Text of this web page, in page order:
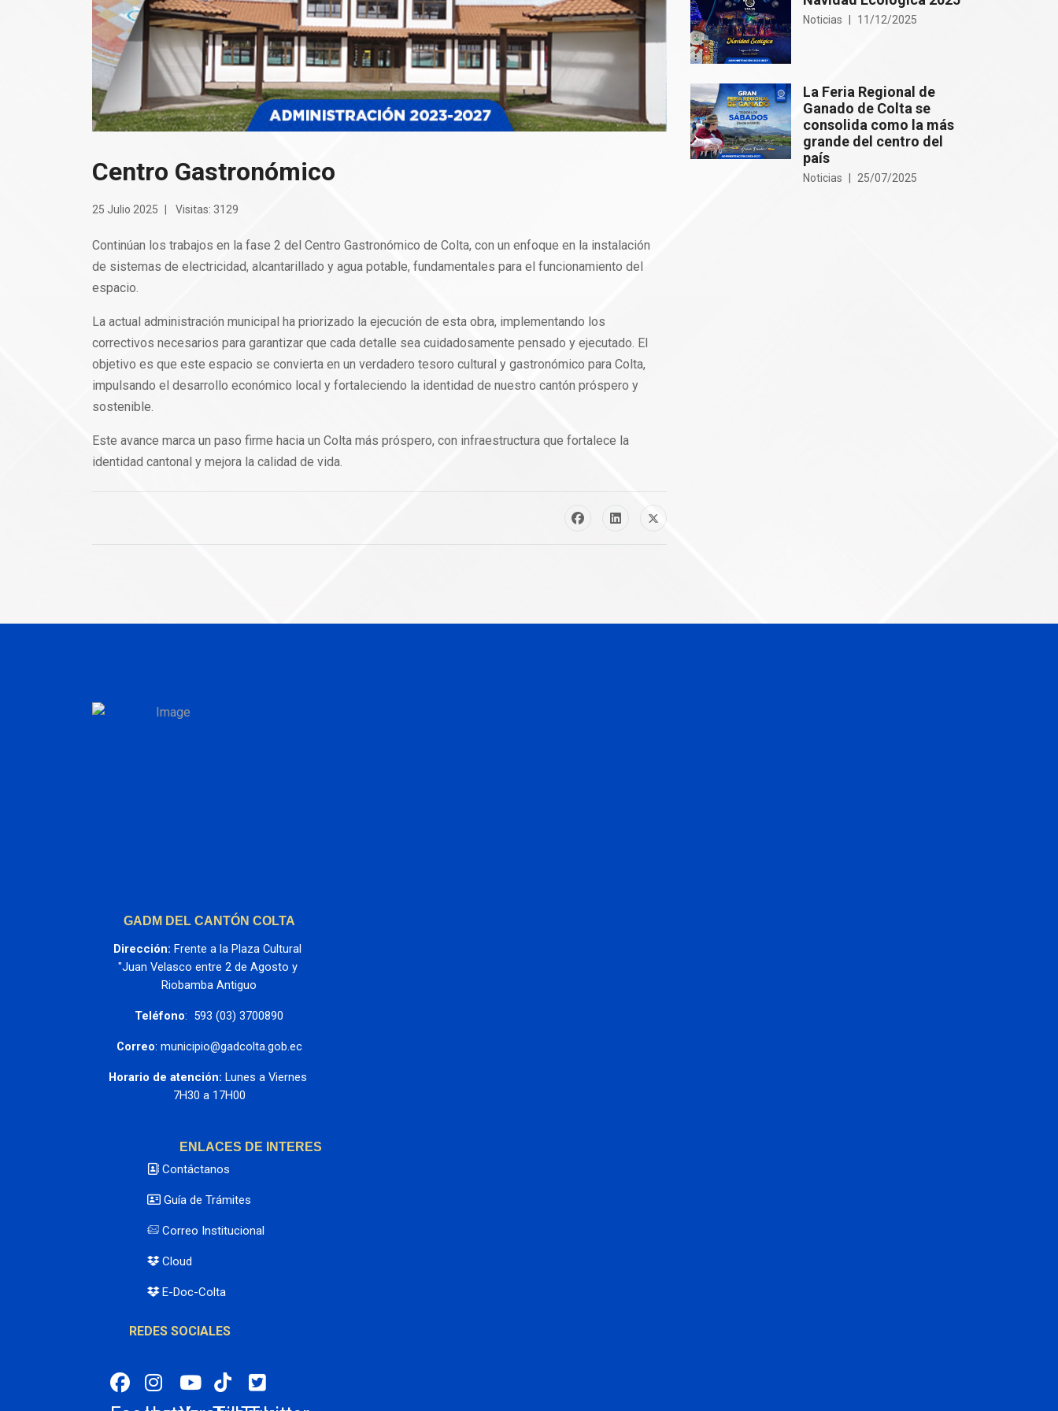
Centro Gastronómico
25 Julio 2025 Visitas: 3129
Continúan los trabajos en la fase 2 del Centro Gastronómico de Colta, con un enfoque en la instalación
de sistemas de electricidad, alcantarillado y agua potable, fundamentales para el funcionamiento del
espacio.
La actual administración municipal ha priorizado la ejecución de esta obra, implementando los
correctivos necesarios para garantizar que cada detalle sea cuidadosamente pensado y ejecutado. El
objetivo es que este espacio se convierta en un verdadero tesoro cultural y gastronómico para Colta,
impulsando el desarrollo económico local y fortaleciendo la identidad de nuestro cantón próspero y
sostenible.
Este avance marca un paso firme hacia un Colta más próspero, con infraestructura que fortalece la
identidad cantonal y mejora la calidad de vida.
Noticias 11/12/2025
La Feria Regional de
Ganado de Colta se
consolida como la más
grande del centro del
país
Noticias 25/07/2025
GADM DEL CANTÓN COLTA
Dirección: Frente a la Plaza Cultural
"Juan Velasco entre 2 de Agosto y
Riobamba Antiguo
Teléfono:  593 (03) 3700890
Correo: municipio@gadcolta.gob.ec
Horario de atención: Lunes a Viernes
7H30 a 17H00
ENLACES DE INTERES
Contáctanos
Guía de Trámites
Correo Institucional
Cloud
E-Doc-Colta
REDES SOCIALES